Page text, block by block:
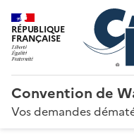
RÉPUBLIQUE
FRANÇAISE
Convention de
Vos demandes